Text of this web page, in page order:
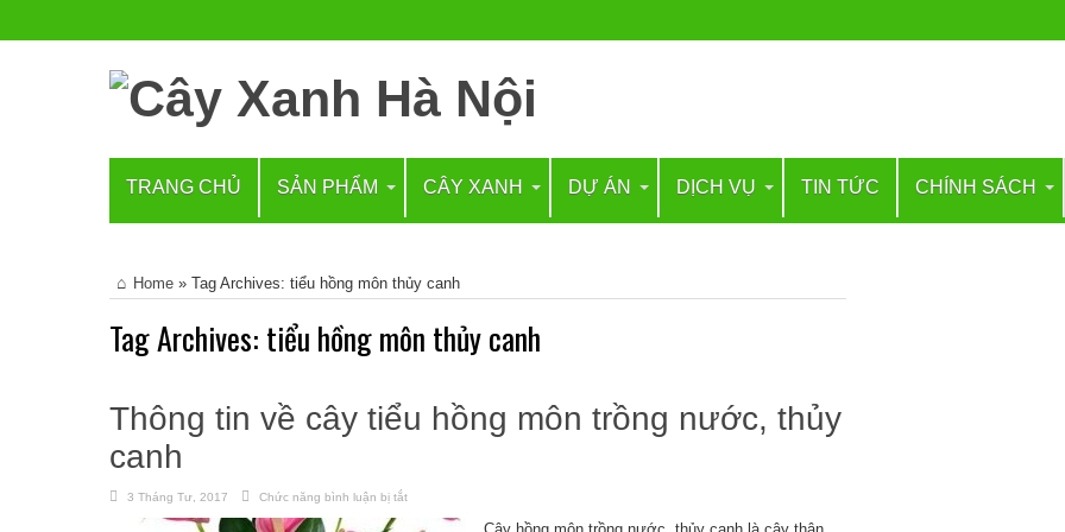
TRANG CHỦ SẢN PHẨM CÂY XANH DỰ ÁN DỊCH VỤ TIN TỨC CHÍNH SÁCH
Home » Tag Archives: tiểu hồng môn thủy canh
Tag Archives: tiểu hồng môn thủy canh
Thông tin về cây tiểu hồng môn trồng nước, thủy
canh
3 Tháng Tư, 2017 Chức năng bình luận bị tắt